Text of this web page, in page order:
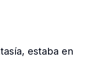
estaba en